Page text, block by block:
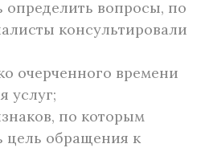
определить вопросы, по
консультировали
очерченного времени
услуг;
по которым
цель обращения к